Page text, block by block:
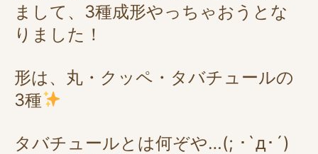
まして、3種成形やっちゃおうとな
りました！
形は、丸・クッペ・タバチュールの
3種
タバチュールとは何ぞや…(; ･`д･´)